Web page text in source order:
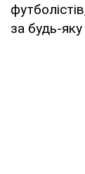
за будь-яку